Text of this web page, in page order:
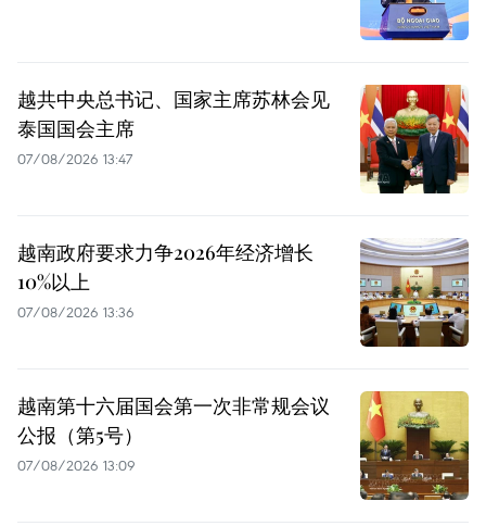
越共中央总书记、国家主席苏林会见
泰国国会主席
07/08/2026 13:47
越南政府要求力争2026年经济增长
10%以上
07/08/2026 13:36
越南第十六届国会第一次非常规会议
公报（第5号）
07/08/2026 13:09